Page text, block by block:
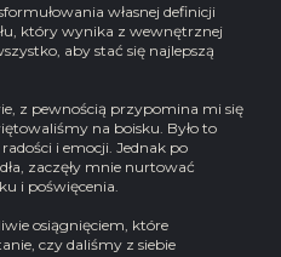
własnej definicji
który wynika z wewnętrznej
aby stać się najlepszą
z pewnością przypomina mi się
na boisku. Było to
i emocji. Jednak po
zaczęły mnie nurtować
i poświęcenia.
osiągnięciem, które
czy daliśmy z siebie